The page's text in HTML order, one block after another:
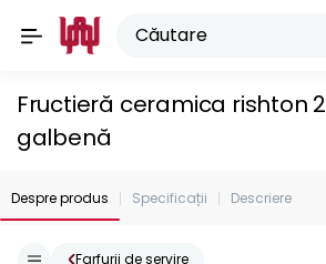
Fructieră ceramica rishton
galbenă
Despre produs Specificații Descriere
Farfurii de servire